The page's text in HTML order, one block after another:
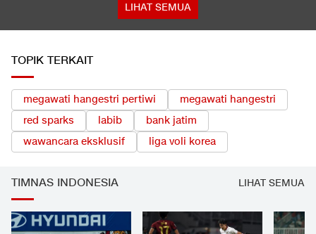
LIHAT SEMUA
TOPIK TERKAIT
megawati hangestri pertiwi
megawati hangestri
red sparks
labib
bank jatim
wawancara eksklusif
liga voli korea
TIMNAS INDONESIA LIHAT SEMUA